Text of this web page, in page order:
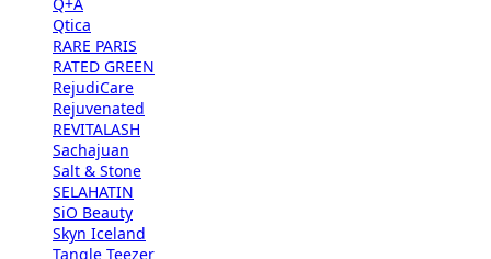
Qtica
RARE PARIS
RATED GREEN
RejudiCare
Rejuvenated
REVITALASH
Sachajuan
Salt & Stone
SELAHATIN
SiO Beauty
Skyn Iceland
Tangle Teezer